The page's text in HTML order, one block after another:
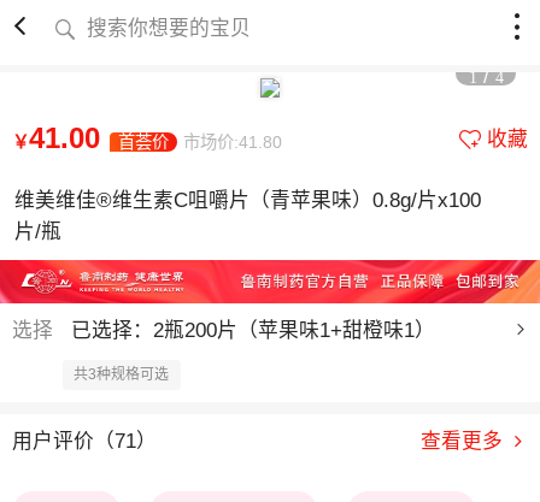
搜索你想要的宝贝
1/4
￥41.00 首荟价 市场价:41.80 收藏
维美维佳®维生素C咀嚼片（青苹果味）0.8g/片x100
片/瓶
选择 已选择：2瓶200片（苹果味1+甜橙味1）
共3种规格可选
用户评价（71） 查看更多